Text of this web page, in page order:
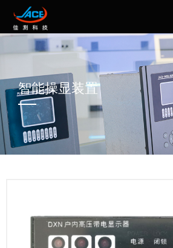
智能操显装置